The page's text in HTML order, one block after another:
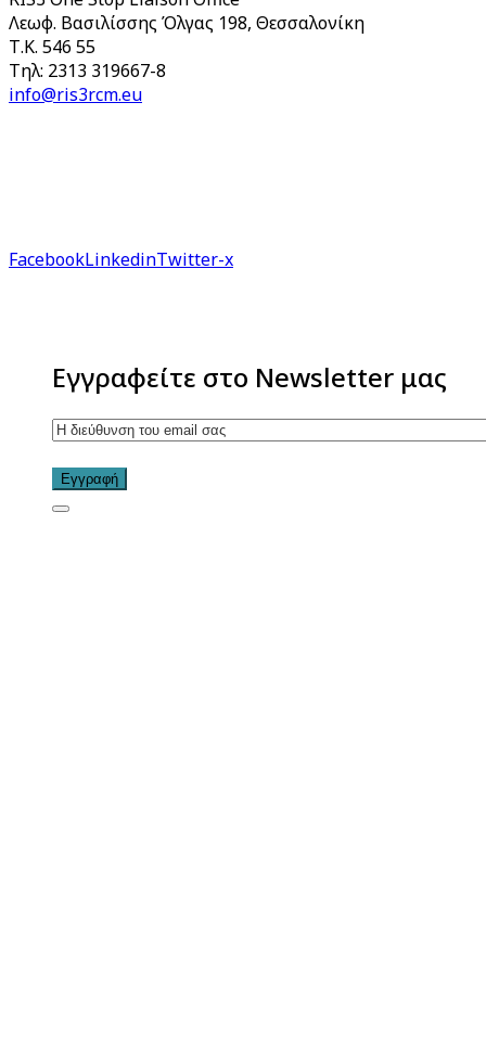
Λεωφ. Βασιλίσσης Όλγας 198, Θεσσαλονίκη
Τ.Κ. 546 55
Τηλ: 2313 319667-8
info@ris3rcm.eu
FacebookLinkedinTwitter-x
Εγγραφείτε στο Newsletter μας
Εγγραφή